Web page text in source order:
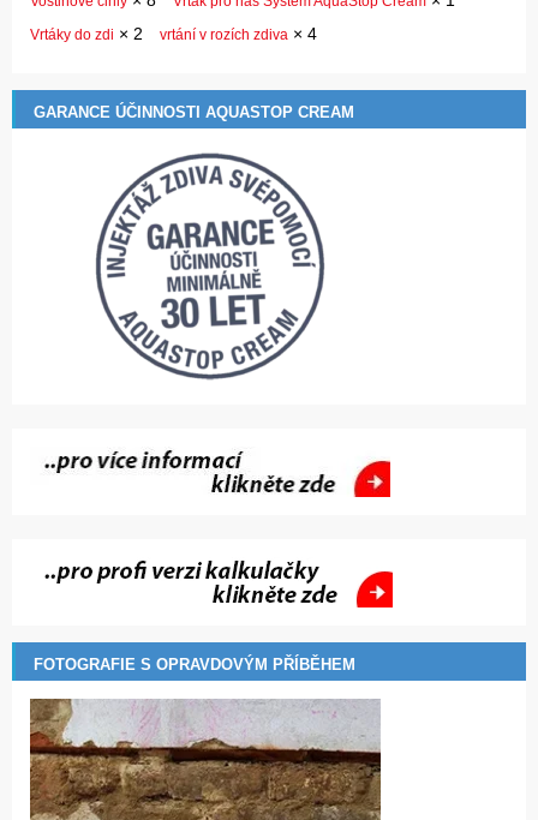
Vrtáky do zdi × 2 vrtání v rozích zdiva × 4
GARANCE ÚČINNOSTI AQUASTOP CREAM
FOTOGRAFIE S OPRAVDOVÝM PŘÍBĚHEM